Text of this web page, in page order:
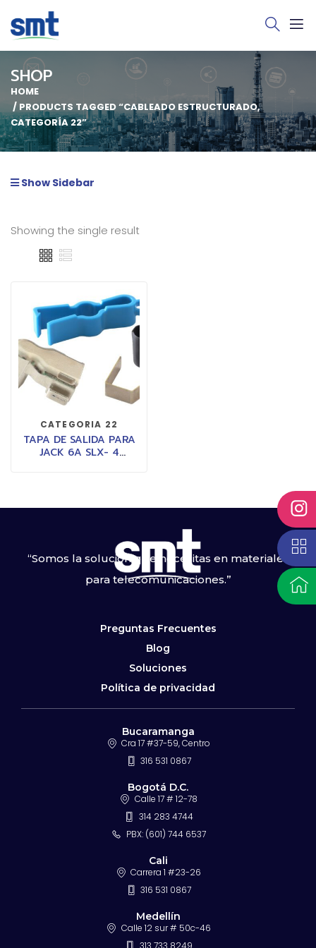
SHOP
HOME
PRODUCTS TAGGED “CABLEADO ESTRUCTURADO,
CATEGORÍA 22”
Show Sidebar
Showing the single result
CATEGORIA 22
TAPA DE SALIDA PARA
JACK 6A SLX- 4
“Somos la solución que necesitas en materiales
para telecomunicaciones.”
Preguntas Frecuentes
Blog
Soluciones
Política de privacidad
Bucaramanga
Cra 17 #37-59, Centro
316 531 0867
Bogotá D.C.
Calle 17 # 12-78
314 283 4744
PBX: (601) 744 6537
Cali
Carrera 1 #23-26
316 531 0867
Medellín
Calle 12 sur # 50c-46
313 733 8249